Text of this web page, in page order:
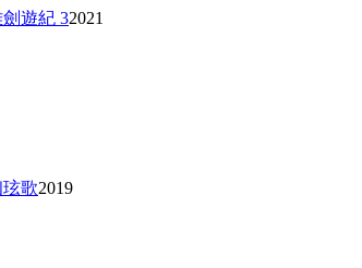
劍遊紀 32021
玹歌2019